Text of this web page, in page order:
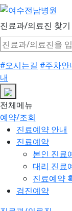
진료과/의료진 찾기
#오시는길 #주차안
내
전체메뉴
예약/조회
진료예약 안내
진료예약
본인 진료
대리 진료
진료예약
검진예약